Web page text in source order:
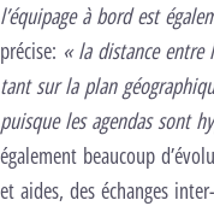
l’équipage à bord est
précise: « la distance entre
tant sur la plan
puisque les agendas sont
également beaucoup
et aides, des échanges